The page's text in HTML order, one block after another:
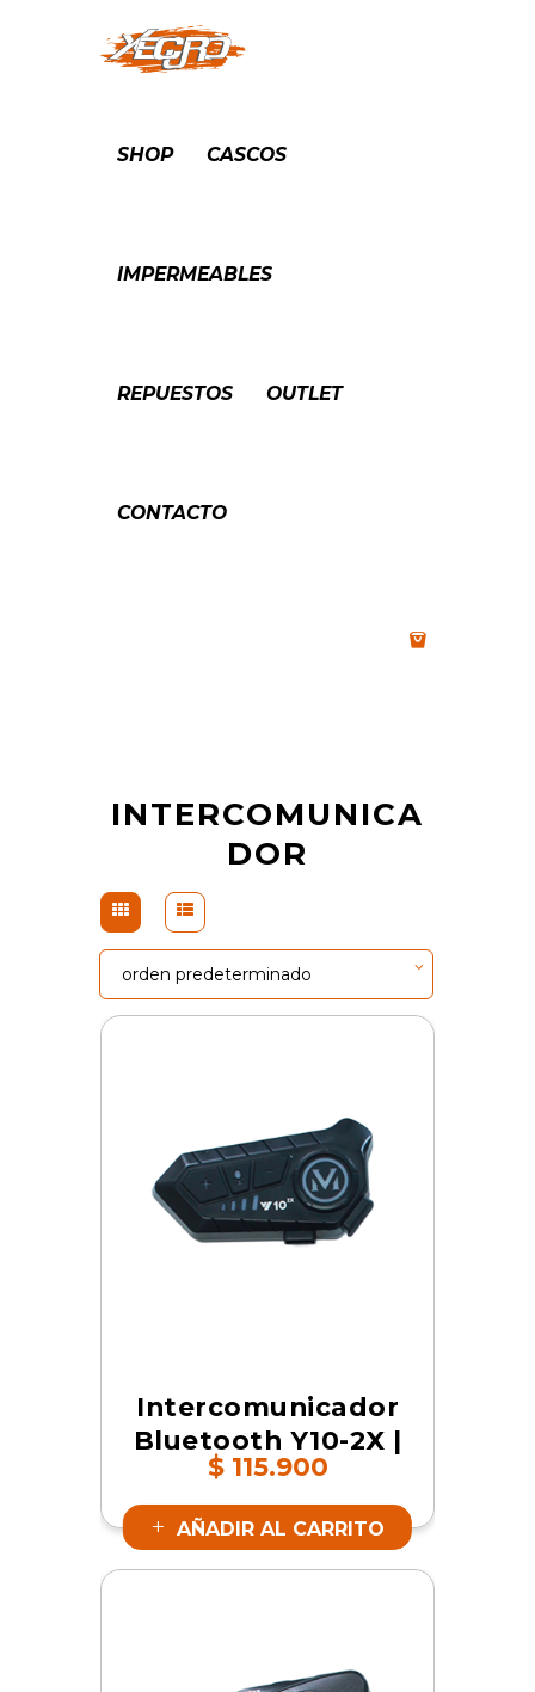
SHOP CASCOS
IMPERMEABLES
REPUESTOS OUTLET
CONTACTO
INTERCOMUNICA
DOR
Intercomunicador
Bluetooth Y10-2X |
SKU 16843
$115.900
AÑADIR AL CARRITO